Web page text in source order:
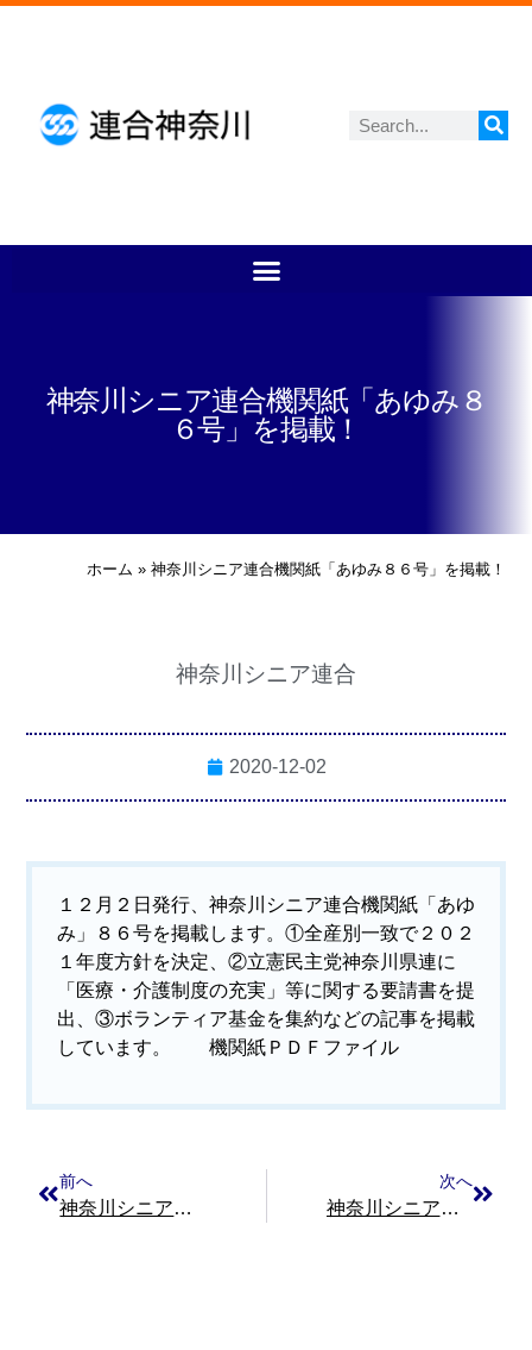
神奈川シニア連合機関紙「あゆみ８
６号」を掲載！
ホーム » 神奈川シニア連合機関紙「あゆみ８６号」を掲載！
神奈川シニア連合
2020-12-02
１２月２日発行、神奈川シニア連合機関紙「あゆ
み」８６号を掲載します。①全産別一致で２０２
１年度方針を決定、②立憲民主党神奈川県連に
「医療・介護制度の充実」等に関する要請書を提
出、③ボランティア基金を集約などの記事を掲載
しています。 機関紙ＰＤＦファイル
前へ
神奈川シニア連合機関紙「あゆみ」８５号を掲載！
次へ
神奈川シニア連合機関紙「あゆみ」８７号を掲載